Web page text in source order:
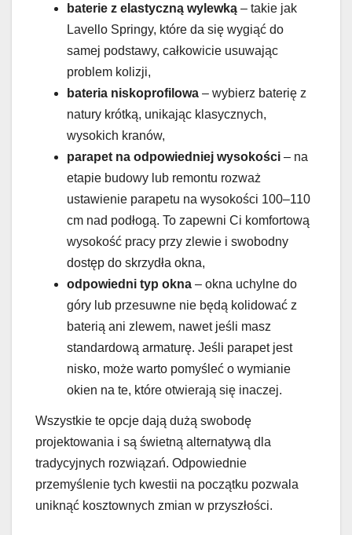
baterie z elastyczną wylewką – takie jak
Lavello Springy, które da się wygiąć do
samej podstawy, całkowicie usuwając
problem kolizji,
bateria niskoprofilowa – wybierz baterię z
natury krótką, unikając klasycznych,
wysokich kranów,
parapet na odpowiedniej wysokości – na
etapie budowy lub remontu rozważ
ustawienie parapetu na wysokości 100–110
cm nad podłogą. To zapewni Ci komfortową
wysokość pracy przy zlewie i swobodny
dostęp do skrzydła okna,
odpowiedni typ okna – okna uchylne do
góry lub przesuwne nie będą kolidować z
baterią ani zlewem, nawet jeśli masz
standardową armaturę. Jeśli parapet jest
nisko, może warto pomyśleć o wymianie
okien na te, które otwierają się inaczej.
Wszystkie te opcje dają dużą swobodę
projektowania i są świetną alternatywą dla
tradycyjnych rozwiązań. Odpowiednie
przemyślenie tych kwestii na początku pozwala
uniknąć kosztownych zmian w przyszłości.